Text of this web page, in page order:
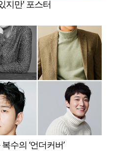
지만' 포스터
수의 ‘언더커버’